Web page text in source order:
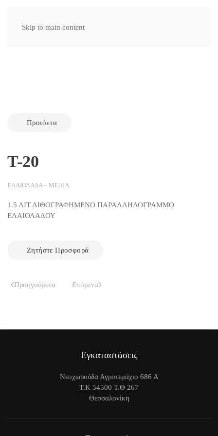
Skip to main content
Προιόντα
Τ-20
ΕΛΑΙΟΛΑΔΑ – ΜΕΛΙΑ
1.5 ΛΙΤ ΛΙΘΟΓΡΑΦΗΜΕΝΟ ΠΑΡΑΛΛΗΛΟΓΡΑΜΜΟ
ΕΛΑΙΟΛΑΔΟΥ
Ζητήστε Προσφορά
Προηγούμενα Επόμενα
Εγκαταστάσεις
Νεοχωρούδα Αγροτεμάχιο 686 Α
Τ.Κ 54500 Τ.Θ 267
Θεσσαλονίκη